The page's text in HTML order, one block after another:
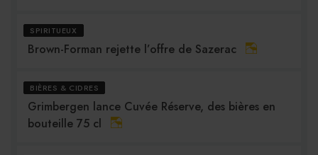
SPIRITUEUX
Brown-Forman rejette l’offre de Sazerac
BIÈRES & CIDRES
Grimbergen lance Cuvée Réserve, des bières en
bouteille 75 cl